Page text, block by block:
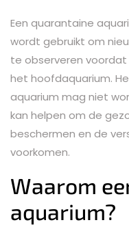
Een quarantaine
wordt gebruikt om
te observeren
het hoofdaquarium.
aquarium mag niet
kan helpen om de
beschermen en de
voorkomen.
Waarom
aquarium?